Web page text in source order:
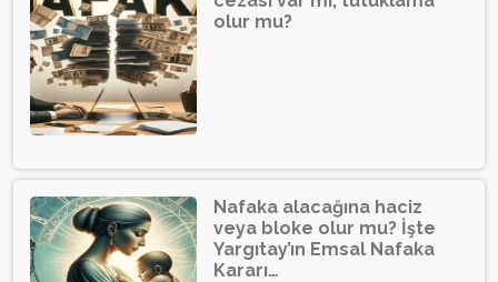
olur mu?
Nafaka alacağına haciz
veya bloke olur mu? İşte
Yargıtay’ın Emsal Nafaka
Kararı…